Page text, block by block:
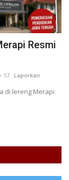
Resmi
57 Laporkan
di lereng Merapi